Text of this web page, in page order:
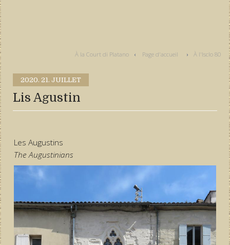
À la Court di Platano Page d'accueil À l'Isclo 80
2020. 21. JUILLET
Lis Agustin
Les Augustins
The Augustinians